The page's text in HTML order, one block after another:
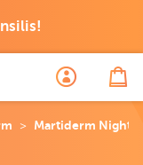
Martiderm Night